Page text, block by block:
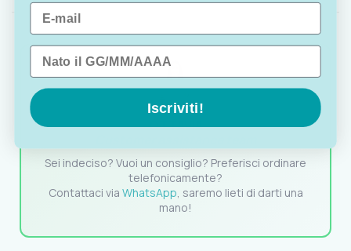
OTTAVIA
Sei indeciso? Vuoi un consiglio? Preferisci ordinare
telefonicamente?
Contattaci via WhatsApp, saremo lieti di darti una
mano!
Email
Data di nascita
Iscriviti!